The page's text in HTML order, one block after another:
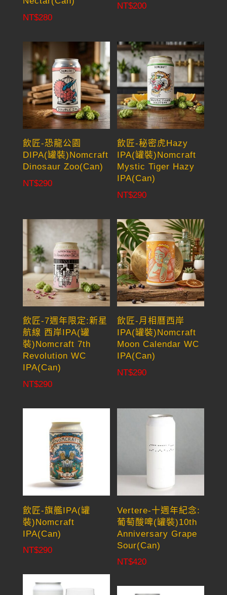
NT$280
NT$200
飲匠-恐龍公園
DIPA(罐裝)Nomcraft
Dinosaur Zoo(Can)
NT$290
飲匠-秘密虎Hazy
IPA(罐裝)Nomcraft
Mystic Tiger Hazy
IPA(Can)
NT$290
飲匠-7週年限定:新星
航線 西岸IPA(罐
裝)Nomcraft 7th
Revolution WC
IPA(Can)
NT$290
飲匠-月相曆西岸
IPA(罐裝)Nomcraft
Moon Calendar WC
IPA(Can)
NT$290
飲匠-旗艦IPA(罐
裝)Nomcraft
IPA(Can)
NT$290
Vertere-十週年紀念:
葡萄酸啤(罐裝)10th
Anniversary Grape
Sour(Can)
NT$420